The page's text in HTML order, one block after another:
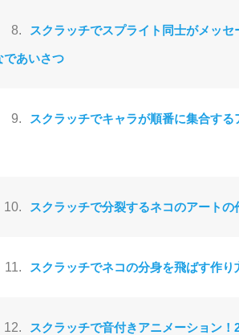
8. スクラッチでスプライト同士がメッ
であいさつ
9. スクラッチでキャラが順番に集合す
10. スクラッチで分裂するネコのアートの
11. スクラッチでネコの分身を飛ばす作り
12. スクラッチで音付きアニメーション！